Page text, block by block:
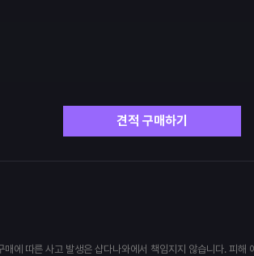
견적 구매하기
매에 따른 사고 발생은 샵다나와에서 책임지지 않습니다. 피해